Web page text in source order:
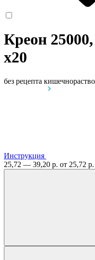
Креон
x20
без рецепта
Инструкция
25,72 — 39,20 р. от 25,72 р.